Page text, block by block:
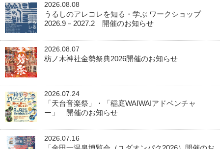
2026.08.08
うるしのアレコレを知る・学ぶ ワークショップ
2026.9－2027.2 開催のお知らせ
2026.08.07
枋ノ木神社金勢祭典2026開催のお知らせ
2026.07.24
「天台音楽祭」・「稲庭WAIWAIアドベンチャ
ー」 開催のお知らせ
2026.07.16